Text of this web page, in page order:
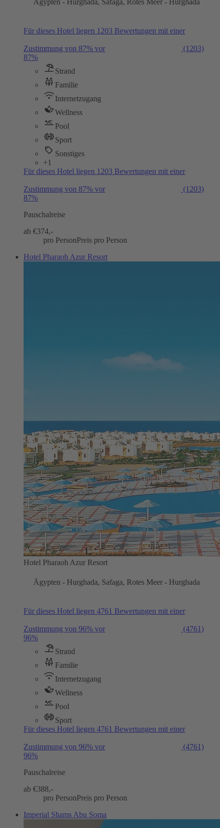
Für dieses Hotel liegen 1203 Bewertungen mit einer
Zustimmung von 87% vor
(1203)
87%
Strand
Familie
Internetzugang
Wellness
Pool
Sport
Sonstiges
+1
Für dieses Hotel liegen 1203 Bewertungen mit einer
Zustimmung von 87% vor
(1203)
87%
Pauschalreise
ab €374,-
pro PersonPreis pro Person
Hotel Pharaoh Azur Resort
Hotel Pharaoh Azur Resort
Ägypten - Hurghada, Safaga, Rotes Meer - Hurghada
Für dieses Hotel liegen 4761 Bewertungen mit einer
Zustimmung von 96% vor
(4761)
96%
Strand
Familie
Internetzugang
Wellness
Pool
Sport
Für dieses Hotel liegen 4761 Bewertungen mit einer
Zustimmung von 96% vor
(4761)
96%
Pauschalreise
ab €388,-
pro PersonPreis pro Person
Imperial Shams Abu Soma